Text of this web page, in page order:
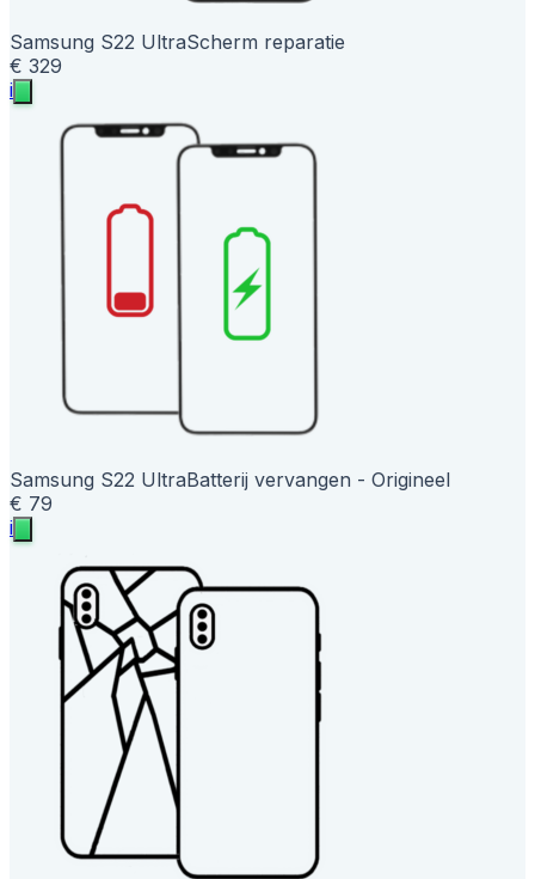
Samsung S22 UltraScherm reparatie
€ 329
i
Samsung S22 UltraBatterij vervangen - Origineel
€ 79
i